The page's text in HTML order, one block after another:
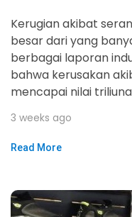
Kerugian akibat
besar dari yang
berbagai laporan
bahwa kerusakan
mencapai nilai
3 weeks ago
Read More